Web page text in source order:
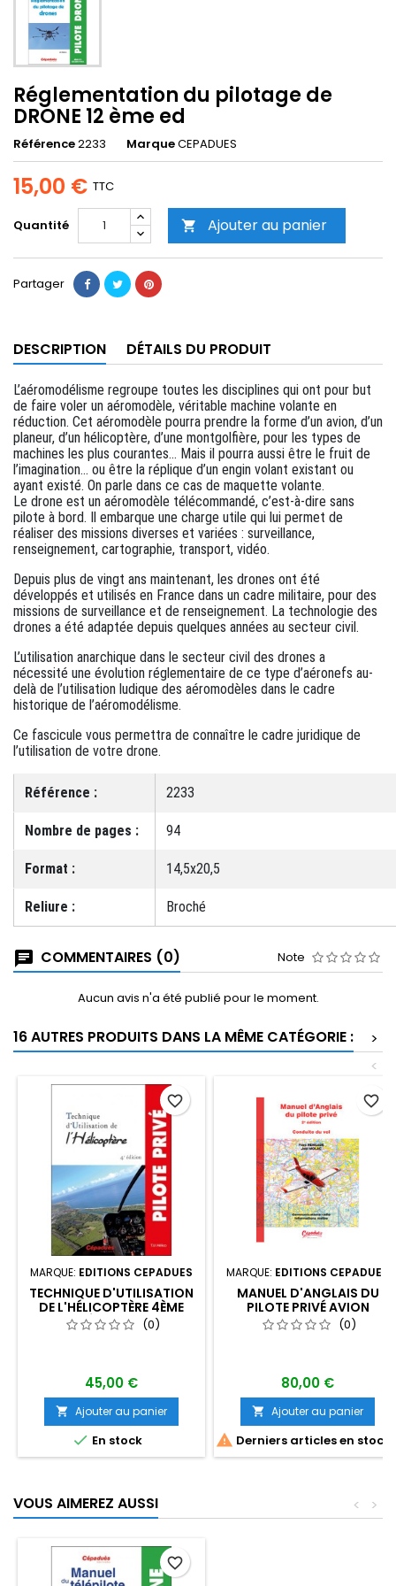
Réglementation du pilotage de
DRONE 12 ème ed
Référence2233 MarqueCEPADUES
15,00 € TTC
Quantité  Ajouter au panier
Partager
DESCRIPTION DÉTAILS DU PRODUIT
L’aéromodélisme regroupe toutes les disciplines qui ont pour but
de faire voler un aéromodèle, véritable machine volante en
réduction. Cet aéromodèle pourra prendre la forme d’un avion, d’un
planeur, d’un hélicoptère, d’une montgolfière, pour les types de
machines les plus courantes… Mais il pourra aussi être le fruit de
l’imagination… ou être la réplique d’un engin volant existant ou
ayant existé. On parle dans ce cas de maquette volante.
Le drone est un aéromodèle télécommandé, c’est-à-dire sans
pilote à bord. Il embarque une charge utile qui lui permet de
réaliser des missions diverses et variées : surveillance,
renseignement, cartographie, transport, vidéo.
Depuis plus de vingt ans maintenant, les drones ont été
développés et utilisés en France dans un cadre militaire, pour des
missions de surveillance et de renseignement. La technologie des
drones a été adaptée depuis quelques années au secteur civil.
L’utilisation anarchique dans le secteur civil des drones a
nécessité une évolution réglementaire de ce type d’aéronefs au-
delà de l’utilisation ludique des aéromodèles dans le cadre
historique de l’aéromodélisme.
Ce fascicule vous permettra de connaître le cadre juridique de
l’utilisation de votre drone.
Référence : 2233
Nombre de pages : 94
Format : 14,5x20,5
Reliure : Broché
COMMENTAIRES (0) Note
Aucun avis n'a été publié pour le moment.
16 AUTRES PRODUITS DANS LA MÊME CATÉGORIE :
>
<
MARQUE: EDITIONS CEPADUES
TECHNIQUE D'UTILISATION
DE L'HÉLICOPTÈRE 4ÈME
ÉDITION (0)
45,00 €
 Ajouter au panier
 En stock
favorite_border
MARQUE: EDITIONS CEPADUES
MANUEL D'ANGLAIS DU
PILOTE PRIVÉ AVION
(0)
80,00 €
 Ajouter au panier
 Derniers articles en stock
favorite_border
VOUS AIMEREZ AUSSI >
<
favorite_border